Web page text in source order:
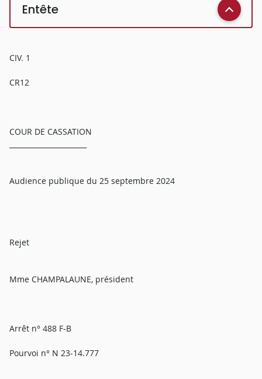
Entête
CIV. 1
CR12
COUR DE CASSATION
Audience publique du 25 septembre 2024
Rejet
Mme CHAMPALAUNE, président
Arrêt n° 488 F-B
Pourvoi n° N 23-14.777